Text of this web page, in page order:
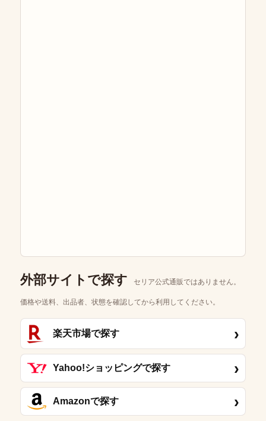
外部サイトで探す セリア公式通販ではありません。
価格や送料、出品者、状態を確認してから利用してください。
楽天市場で探す ›
Yahoo!ショッピングで探す ›
Amazonで探す ›